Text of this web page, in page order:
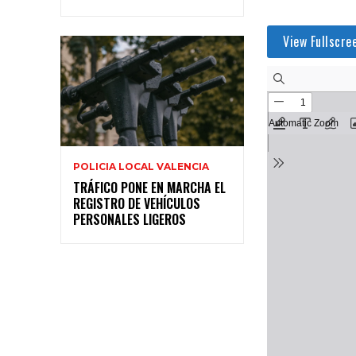
POLICIA LOCAL VALENCIA
TRÁFICO PONE EN MARCHA EL
REGISTRO DE VEHÍCULOS
PERSONALES LIGEROS
View